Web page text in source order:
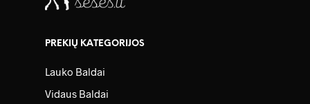
PREKIŲ KATEGORIJOS
Lauko Baldai
Vidaus Baldai